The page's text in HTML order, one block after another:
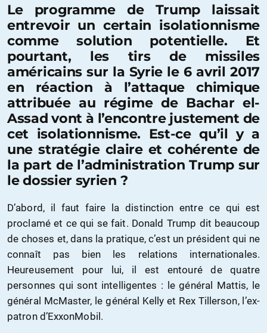
Le programme de Trump laissait
entrevoir un certain isolationnisme
comme solution potentielle. Et
pourtant, les tirs de missiles
américains sur la Syrie le 6 avril 2017
en réaction à l’attaque chimique
attribuée au régime de Bachar el-
Assad vont à l’encontre justement de
cet isolationnisme. Est-ce qu’il y a
une stratégie claire et cohérente de
la part de l’administration Trump sur
le dossier syrien ?
D’abord, il faut faire la distinction entre ce qui est
proclamé et ce qui se fait. Donald Trump dit beaucoup
de choses et, dans la pratique, c’est un président qui ne
connaît pas bien les relations internationales.
Heureusement pour lui, il est entouré de quatre
personnes qui sont intelligentes : le général Mattis, le
général McMaster, le général Kelly et Rex Tillerson, l’ex-
patron d’ExxonMobil.